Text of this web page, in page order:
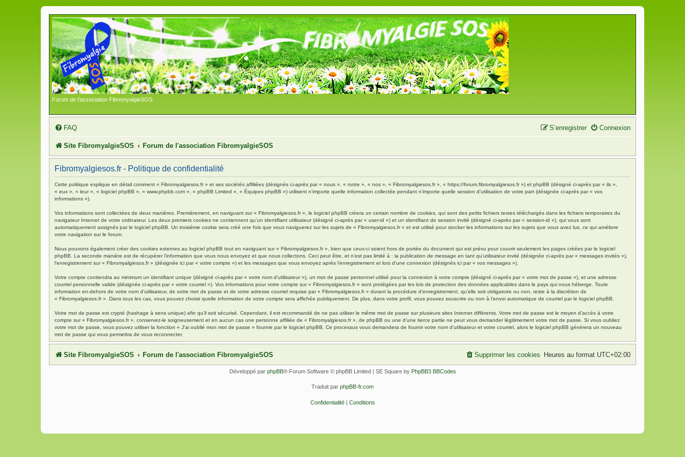
Forum de l'association FibromyalgieSOS
FAQ Connexion
S’enregistrer
Site FibromyalgieSOS Forum de l'association FibromyalgieSOS
Fibromyalgiesos.fr - Politique de confidentialité
Cette politique explique en détail comment « Fibromyalgiesos.fr » et ses sociétés affiliées (désignés ci-après par « nous », « notre », « nos », « Fibromyalgiesos.fr », « https://forum.fibromyalgiesos.fr ») et phpBB (désigné ci-après par « ils »,
« eux », « leur », « logiciel phpBB », « www.phpbb.com », « phpBB Limited », « Équipes phpBB ») utilisent n’importe quelle information collectée pendant n’importe quelle session d’utilisation de votre part (désignée ci-après par « vos
informations »).
Vos informations sont collectées de deux manières. Premièrement, en naviguant sur « Fibromyalgiesos.fr », le logiciel phpBB créera un certain nombre de cookies, qui sont des petits fichiers textes téléchargés dans les fichiers temporaires du
navigateur Internet de votre ordinateur. Les deux premiers cookies ne contiennent qu’un identifiant utilisateur (désigné ci-après par « user-id ») et un identifiant de session invité (désigné ci-après par « session-id »), qui vous sont
automatiquement assignés par le logiciel phpBB. Un troisième cookie sera créé une fois que vous naviguerez sur les sujets de « Fibromyalgiesos.fr » et est utilisé pour stocker les informations sur les sujets que vous avez lus, ce qui améliore
votre navigation sur le forum.
Nous pouvons également créer des cookies externes au logiciel phpBB tout en naviguant sur « Fibromyalgiesos.fr », bien que ceux-ci soient hors de portée du document qui est prévu pour couvrir seulement les pages créées par le logiciel
phpBB. La seconde manière est de récupérer l’information que vous nous envoyez et que nous collectons. Ceci peut être, et n’est pas limité à : la publication de message en tant qu’utilisateur invité (désignée ci-après par « messages invités »),
l’enregistrement sur « Fibromyalgiesos.fr » (désignée ici par « votre compte ») et les messages que vous envoyez après l’enregistrement et lors d’une connexion (désignés ici par « vos messages »).
Votre compte contiendra au minimum un identifiant unique (désigné ci-après par « votre nom d’utilisateur »), un mot de passe personnel utilisé pour la connexion à votre compte (désigné ci-après par « votre mot de passe »), et une adresse
courriel personnelle valide (désignée ci-après par « votre courriel »). Vos informations pour votre compte sur « Fibromyalgiesos.fr » sont protégées par les lois de protection des données applicables dans le pays qui nous héberge. Toute
information en-dehors de votre nom d’utilisateur, de votre mot de passe et de votre adresse courriel requise par « Fibromyalgiesos.fr » durant la procédure d’enregistrement, qu’elle soit obligatoire ou non, reste à la discrétion de
« Fibromyalgiesos.fr ». Dans tous les cas, vous pouvez choisir quelle information de votre compte sera affichée publiquement. De plus, dans votre profil, vous pouvez souscrire ou non à l’envoi automatique de courriel par le logiciel phpBB.
Votre mot de passe est crypté (hashage à sens unique) afin qu’il soit sécurisé. Cependant, il est recommandé de ne pas utiliser le même mot de passe sur plusieurs sites Internet différents. Votre mot de passe est le moyen d’accès à votre
compte sur « Fibromyalgiesos.fr », conservez-le soigneusement et en aucun cas une personne affiliée de « Fibromyalgiesos.fr », de phpBB ou une d’une tierce partie ne peut vous demander légitimement votre mot de passe. Si vous oubliez
votre mot de passe, vous pouvez utiliser la fonction « J’ai oublié mon mot de passe » fournie par le logiciel phpBB. Ce processus vous demandera de fournir votre nom d’utilisateur et votre courriel, alors le logiciel phpBB générera un nouveau
mot de passe qui vous permettra de vous reconnecter.
Site FibromyalgieSOS Forum de l'association FibromyalgieSOS Heures au format UTC+02:00
Supprimer les cookies
Développé par phpBB® Forum Software © phpBB Limited | SE Square by PhpBB3 BBCodes
Traduit par phpBB-fr.com
Confidentialité| Conditions